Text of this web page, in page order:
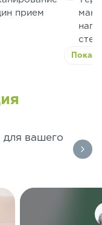
прием
вашего